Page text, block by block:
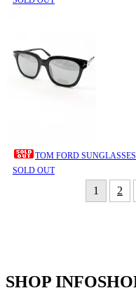
TOM FORD
SOLD OUT
1 2
SHOP INFO